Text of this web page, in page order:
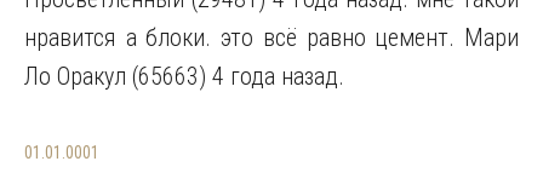
нравится а блоки. это всё равно цемент. Мари
Ло Оракул (65663) 4 года назад.
01.01.0001